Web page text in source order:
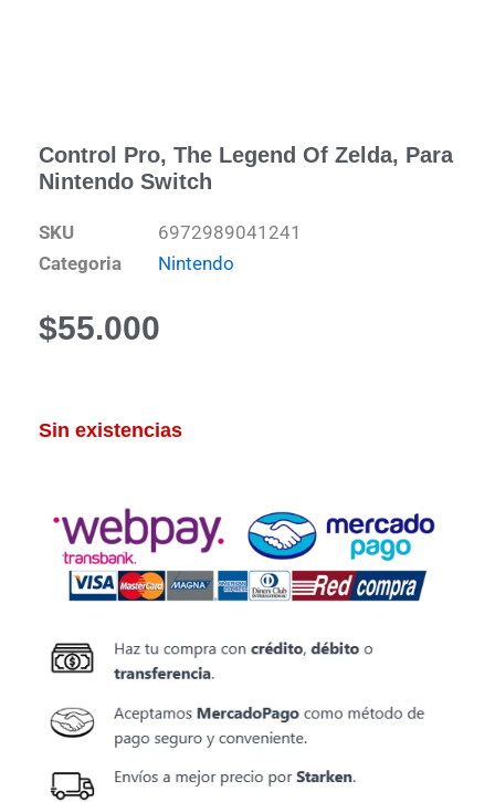
Control Pro, The Legend Of Zelda, Para
Nintendo Switch
SKU
6972989041241
Categoria
Nintendo
$55.000
Sin existencias